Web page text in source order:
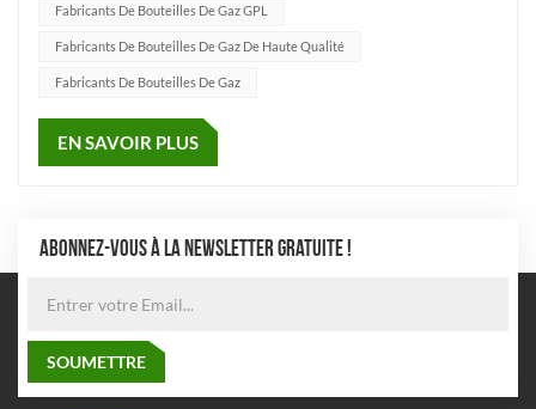
Fabricants De Bouteilles De Gaz GPL
Fabricants De Bouteilles De Gaz De Haute Qualité
Fabricants De Bouteilles De Gaz
EN SAVOIR PLUS
ABONNEZ-VOUS À LA NEWSLETTER GRATUITE !